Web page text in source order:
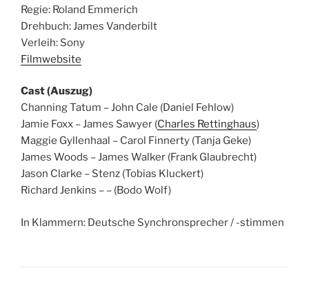
Regie: Roland Emmerich
Drehbuch: James Vanderbilt
Verleih: Sony
Filmwebsite
Cast (Auszug)
Channing Tatum – John Cale (Daniel Fehlow)
Jamie Foxx – James Sawyer (Charles Rettinghaus)
Maggie Gyllenhaal – Carol Finnerty (Tanja Geke)
James Woods – James Walker (Frank Glaubrecht)
Jason Clarke – Stenz (Tobias Kluckert)
Richard Jenkins – – (Bodo Wolf)
In Klammern: Deutsche Synchronsprecher / -stimmen